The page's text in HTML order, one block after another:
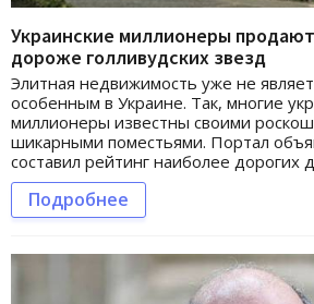
Украинские миллионеры
дороже голливудских звезд
Элитная недвижимость уже не
особенным в Украине. Так, многие
миллионеры известны своими
шикарными поместьями. Портал
составил рейтинг наиболее дорогих
Подробнее